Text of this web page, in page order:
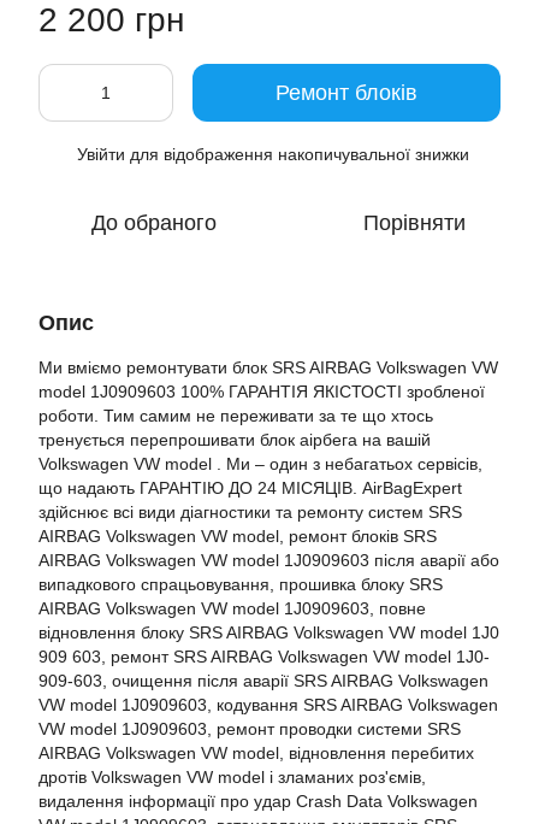
2 200 грн
Ремонт блоків
Увійти для відображення накопичувальної знижки
До обраного Порівняти
Опис
Ми вміємо ремонтувати блок SRS AIRBAG Volkswagen VW
model 1J0909603 100% ГАРАНТІЯ ЯКІСТОСТІ зробленої
роботи. Тим самим не переживати за те що хтось
тренується перепрошивати блок аірбега на вашій
Volkswagen VW model . Ми – один з небагатьох сервісів,
що надають ГАРАНТІЮ ДО 24 МІСЯЦІВ. AirBagExpert
здійснює всі види діагностики та ремонту систем SRS
AIRBAG Volkswagen VW model, ремонт блоків SRS
AIRBAG Volkswagen VW model 1J0909603 після аварії або
випадкового спрацьовування, прошивка блоку SRS
AIRBAG Volkswagen VW model 1J0909603, повне
відновлення блоку SRS AIRBAG Volkswagen VW model 1J0
909 603, ремонт SRS AIRBAG Volkswagen VW model 1J0-
909-603, очищення після аварії SRS AIRBAG Volkswagen
VW model 1J0909603, кодування SRS AIRBAG Volkswagen
VW model 1J0909603, ремонт проводки системи SRS
AIRBAG Volkswagen VW model, відновлення перебитих
дротів Volkswagen VW model і зламаних роз'ємів,
видалення інформації про удар Crash Data Volkswagen